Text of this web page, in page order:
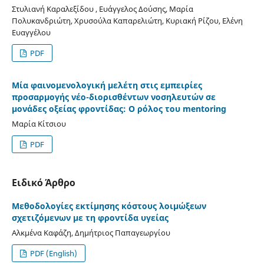
Στυλιανή Καραλεξίδου , Ευάγγελος Δούσης, Μαρία
Πολυκανδριώτη, Χρυσούλα Καπαρελιώτη, Κυριακή Ρίζου, Ελένη
Ευαγγέλου
PDF
Μία φαινομενολογική μελέτη στις εμπειρίες
προσαρμογής νέο-διορισθέντων νοσηλευτών σε
μονάδες οξείας φροντίδας: Ο ρόλος του mentoring
Μαρία Κίτσιου
PDF
Ειδικό Άρθρο
Μεθοδολογίες εκτίμησης κόστους λοιμώξεων
σχετιζόμενων με τη φροντίδα υγείας
Αλκμένα Καφάζη, Δημήτριος Παπαγεωργίου
PDF (English)